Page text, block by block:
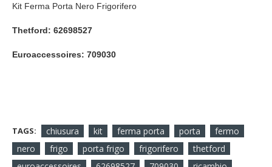
Kit Ferma Porta Nero Frigorifero
Thetford: 62698527
Euroaccessoires: 709030
TAGS: chiusura kit ferma porta porta
fermo
nero
frigo porta frigo frigorifero
thetford